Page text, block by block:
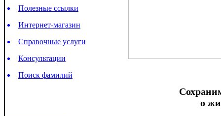
Полезные ссылки
Интернет-магазин
Справочные услуги
Консультации
Поиск фамилий
о